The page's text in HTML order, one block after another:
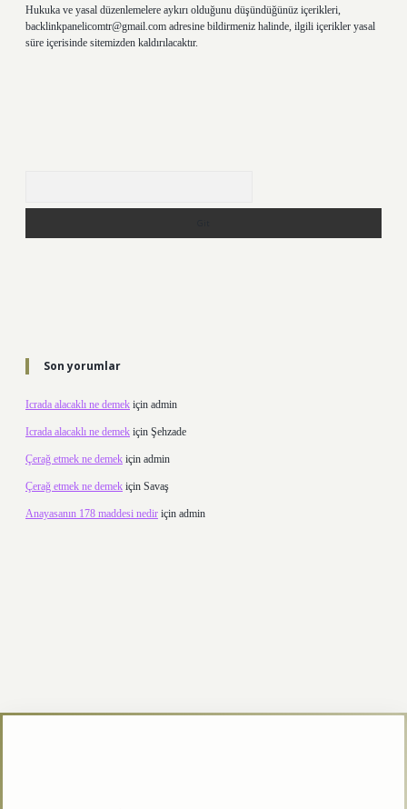
Hukuka ve yasal düzenlemelere aykırı olduğunu düşündüğünüz içerikleri,
backlinkpanelicomtr@gmail.com adresine bildirmeniz halinde, ilgili içerikler yasal
süre içerisinde sitemizden kaldırılacaktır.
Son yorumlar
Icrada alacaklı ne demek için admin
Icrada alacaklı ne demek için Şehzade
Çerağ etmek ne demek için admin
Çerağ etmek ne demek için Savaş
Anayasanın 178 maddesi nedir için admin
betexper.xyz